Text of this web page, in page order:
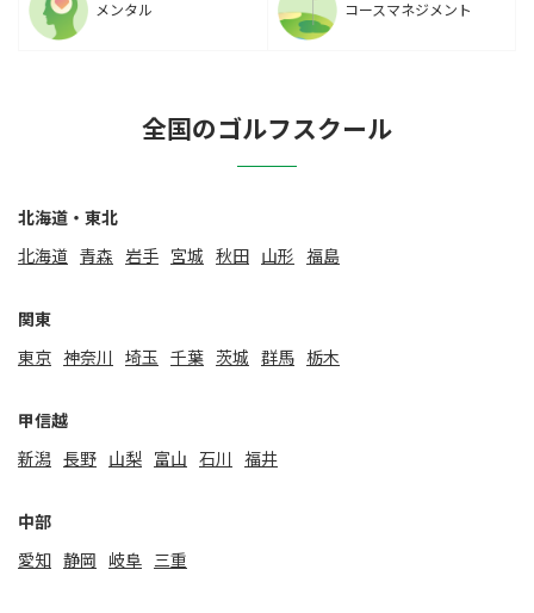
メンタル コースマネジメント
全国のゴルフスクール
北海道・東北
北海道 ⻘森 岩手 宮城 秋田 山形 福島
関東
東京 神奈川 埼玉 千葉 茨城 群馬 栃木
甲信越
新潟 ⻑野 山梨 富山 石川 福井
中部
愛知 静岡 岐阜 三重